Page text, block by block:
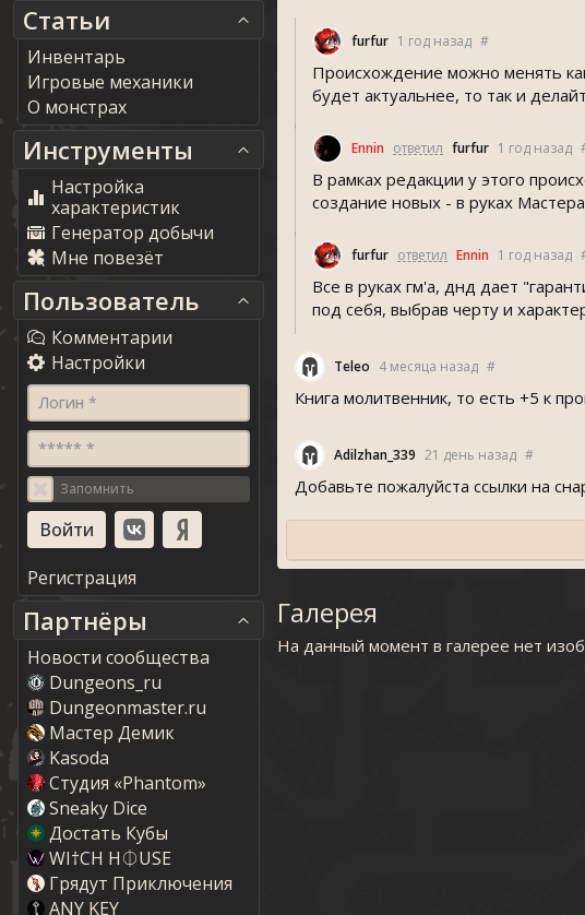
Статьи
Инвентарь
Игровые механики
О монстрах
Инструменты
Настройка
характеристик
Генератор добычи
Мне повезёт
Пользователь
Комментарии
Настройки
Логин *
***** *
Запомнить
Регистрация
Партнёры
Новости сообщества
Dungeons_ru
Dungeonmaster.ru
Мастер Демик
Kasoda
Студия «Phantom»
Sneaky Dice
Достать Кубы
WI†CH H⏀USE
Грядут Приключения
ANY KEY
furfur 1 год назад #
Происхождение можно менять
будет актуальнее, то так и
Ennin ответил furfur 1 год назад
В рамках редакции у этого
создание новых - в руках
furfur ответил Ennin 1 год назад
Все в руках гм'а, днд дает
под себя, выбрав черту и
Teleo 4 месяца назад #
Книга молитвенник, то есть +5 к
Adilzhan_339 21 день назад #
Добавьте пожалуйста ссылки на
Галерея
На данный момент в галерее нет